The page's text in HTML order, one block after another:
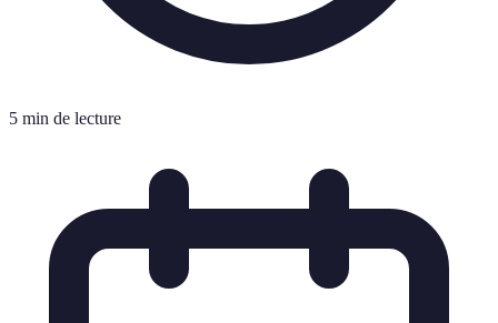
5 min de lecture